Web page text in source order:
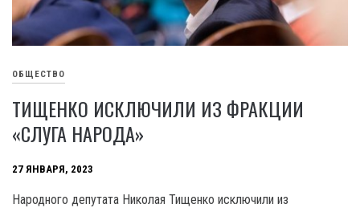
ОБЩЕСТВО
ТИЩЕНКО ИСКЛЮЧИЛИ ИЗ ФРАКЦИИ
«СЛУГА НАРОДА»
27 ЯНВАРЯ, 2023
Народного депутата Николая Тищенко исключили из